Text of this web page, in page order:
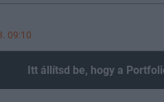
09:10
Itt állítsd be, hogy a